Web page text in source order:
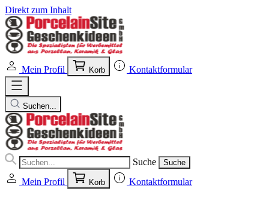
Direkt zum Inhalt
Mein Profil Korb Kontaktformular
Suchen...
Suche Suche
Mein Profil Korb Kontaktformular